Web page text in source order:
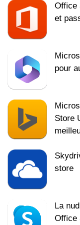
Office
et
pour
Store
store
La
Office